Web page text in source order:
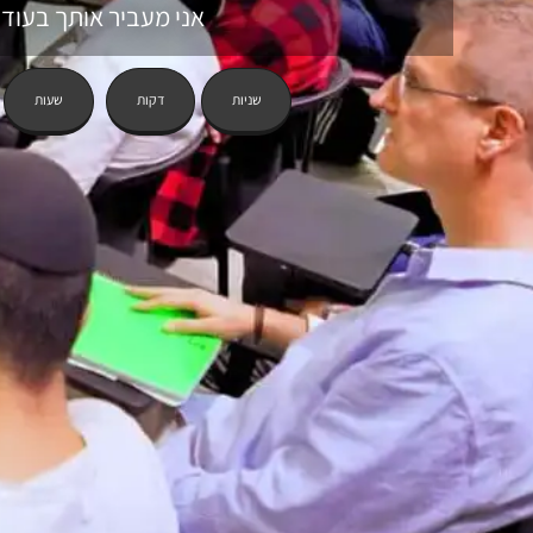
אני מעביר אותך
שעות דקות שניות